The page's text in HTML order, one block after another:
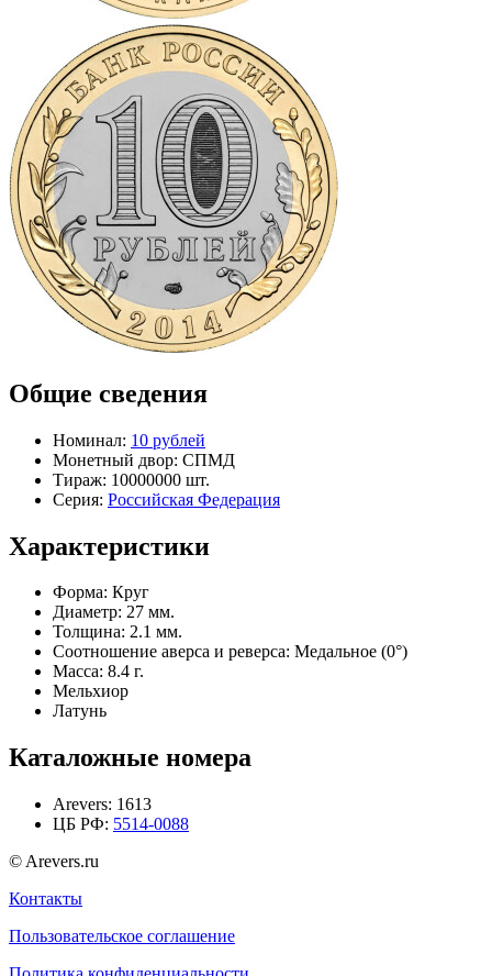
Общие сведения
Номинал: 10 рублей
Монетный двор: СПМД
Тираж: 10000000 шт.
Серия: Российская Федерация
Характеристики
Форма: Круг
Диаметр: 27 мм.
Толщина: 2.1 мм.
Соотношение аверса и реверса: Медальное (0°)
Масса: 8.4 г.
Мельхиор
Латунь
Каталожные номера
Arevers: 1613
ЦБ РФ: 5514-0088
© Arevers.ru
Контакты
Пользовательское соглашение